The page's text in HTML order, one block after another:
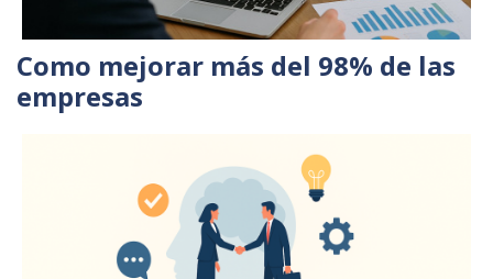
Como mejorar más del 98% de las
empresas